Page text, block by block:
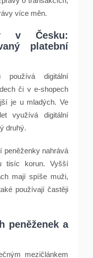
více měn.
v Česku:
platební
používá digitální
či v e­‑shopech
je u mladých. Ve
využívá digitální
druhý.
peněženky nahrává
tisíc korun. Vyšší
mají spíše muži,
používají častěji
peněženek a
mezičlánkem